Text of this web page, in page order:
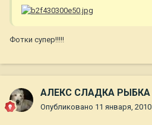
Фотки супер!!!!!
АЛЕКС СЛАДКА РЫБКА
Опубликовано 11 января, 2010